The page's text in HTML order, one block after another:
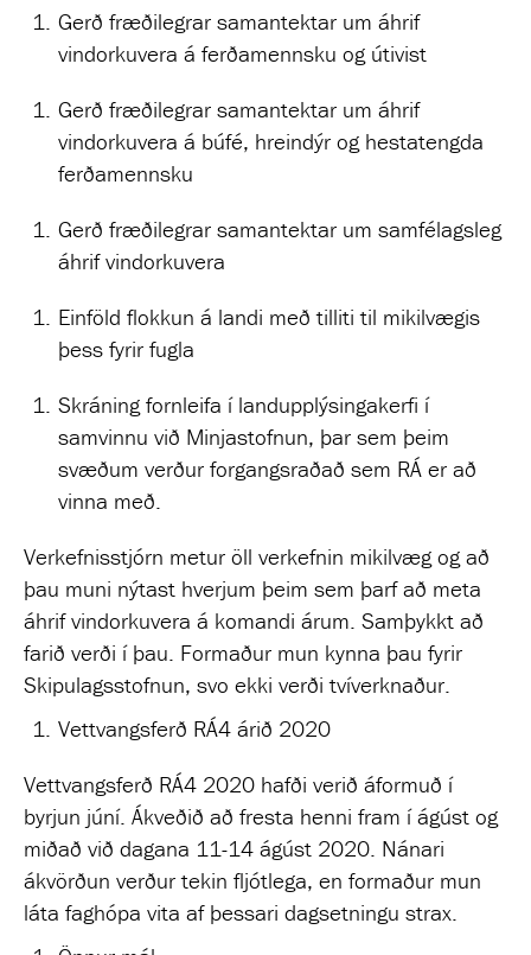
Gerð fræðilegrar samantektar um áhrif
vindorkuvera á ferðamennsku og útivist
Gerð fræðilegrar samantektar um áhrif
vindorkuvera á búfé, hreindýr og hestatengda
ferðamennsku
Gerð fræðilegrar samantektar um samfélagsleg
áhrif vindorkuvera
Einföld flokkun á landi með tilliti til mikilvægis
þess fyrir fugla
Skráning fornleifa í landupplýsingakerfi í
samvinnu við Minjastofnun, þar sem þeim
svæðum verður forgangsraðað sem RÁ er að
vinna með.
Verkefnisstjórn metur öll verkefnin mikilvæg og að
þau muni nýtast hverjum þeim sem þarf að meta
áhrif vindorkuvera á komandi árum. Samþykkt að
farið verði í þau. Formaður mun kynna þau fyrir
Skipulagsstofnun, svo ekki verði tvíverknaður.
Vettvangsferð RÁ4 árið 2020
Vettvangsferð RÁ4 2020 hafði verið áformuð í
byrjun júní. Ákveðið að fresta henni fram í ágúst og
miðað við dagana 11-14 ágúst 2020. Nánari
ákvörðun verður tekin fljótlega, en formaður mun
láta faghópa vita af þessari dagsetningu strax.